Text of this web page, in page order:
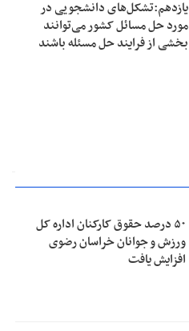
یازدهم:تشکل‌های دانشجویی در
مورد حل مسائل کشور می‌توانند
بخشی از فرایند حل مسئله باشند
۵۰ درصد حقوق کارکنان اداره کل
ورزش و جوانان خراسان رضوی
افزایش یافت